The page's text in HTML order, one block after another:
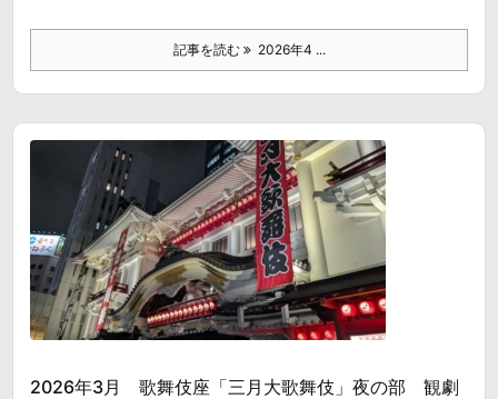
記事を読む 2026年4 ...
2026年3月 歌舞伎座「三月大歌舞伎」夜の部 観劇